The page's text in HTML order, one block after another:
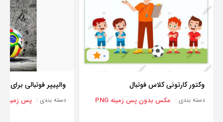
0
وکتور کارتونی کلاس فوتبال
دسته بندی : عکس بدون پس زمینه PNG
والپیپر فوتبالی برای
دسته بندی : پس زمینه BACKGROUND